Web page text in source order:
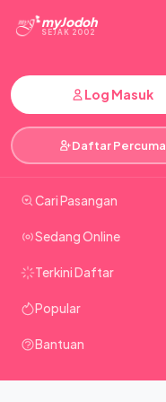
myJodoh
SEJAK 2002
Log Masuk
Daftar Percuma
Cari Pasangan
Sedang Online
Terkini Daftar
Popular
Bantuan